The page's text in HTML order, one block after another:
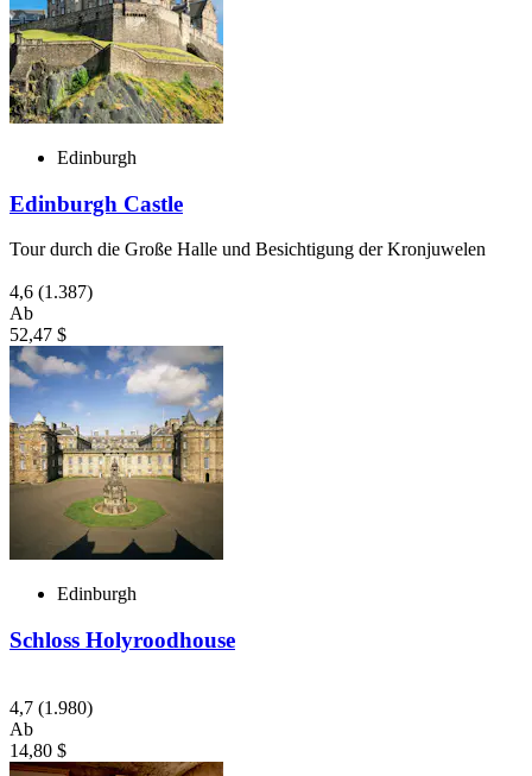
Edinburgh
Edinburgh Castle
Tour durch die Große Halle und Besichtigung der Kronjuwelen
4,6 (1.387)
Ab
52,47 $
Edinburgh
Schloss Holyroodhouse
4,7 (1.980)
Ab
14,80 $